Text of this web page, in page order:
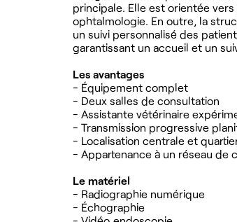
principale. Elle est orientée
ophtalmologie. En outre, la
un suivi personnalisé des
garantissant un accueil et un
Les avantages
- Équipement complet
- Deux salles de consultation
- Assistante vétérinaire
- Transmission progressive
- Localisation centrale et
- Appartenance à un réseau de
Le matériel
- Radiographie numérique
- Échographie